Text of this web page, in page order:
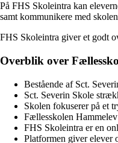
På FHS Skoleintra kan
samt kommunikere med
FHS Skoleintra giver et godt
Overblik over
Bestående af Sct.
Sct. Severin Skole
Skolen fokuserer på et
Fællesskolen
FHS Skoleintra er en
Platformen giver elever